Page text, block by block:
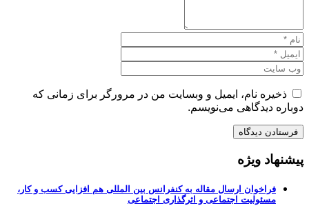
ذخیره نام، ایمیل و وبسایت من در مرورگر برای زمانی که
دوباره دیدگاهی می‌نویسم.
پیشنهاد ویژه
فراخوان ارسال مقاله به کنفرانس بین المللی هم افزایی کسب و کار،
مسئولیت اجتماعی و اثرگذاری اجتماعی